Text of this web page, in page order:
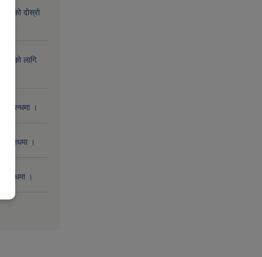
दोस्रो
लागि
सम्बन्धमा ।
।
।